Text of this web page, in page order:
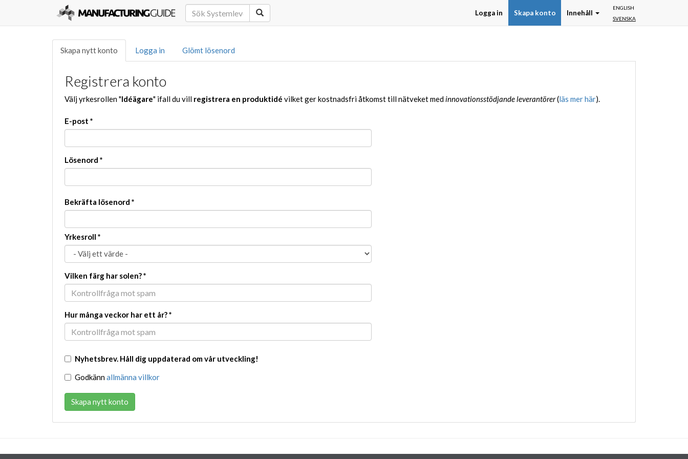
ENGLISH
SVENSKA
Logga in Skapa konto Innehåll
Skapa nytt konto Logga in Glömt lösenord
Registrera konto
Välj yrkesrollen "Idéägare" ifall du vill registrera en produktidé vilket ger kostnadsfri åtkomst till nätveket medinnovationsstödjande leverantörer(läs mer här).
E-post *
Lösenord *
Bekräfta lösenord *
Yrkesroll *
Vilken färg har solen?*
Hur många veckor har ett år?*
Nyhetsbrev. Håll dig uppdaterad om vår utveckling!
Godkännallmänna villkor
Skapa nytt konto